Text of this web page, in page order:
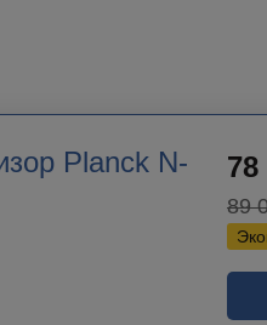
Planck N-
78
89